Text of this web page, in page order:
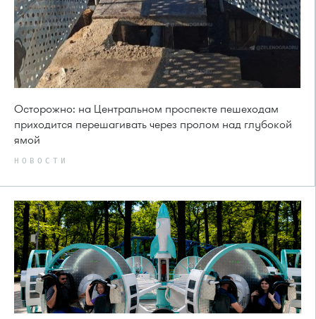
Осторожно: на Центральном проспекте пешеходам
приходится перешагивать через пролом над глубокой
ямой
НОВОСТИ